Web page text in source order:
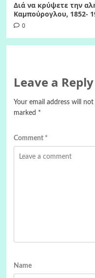
Διά να κρύψετε την
Καμπούρογλου, 1852-
0
Leave a Reply
Your email address will
marked *
Comment *
Name